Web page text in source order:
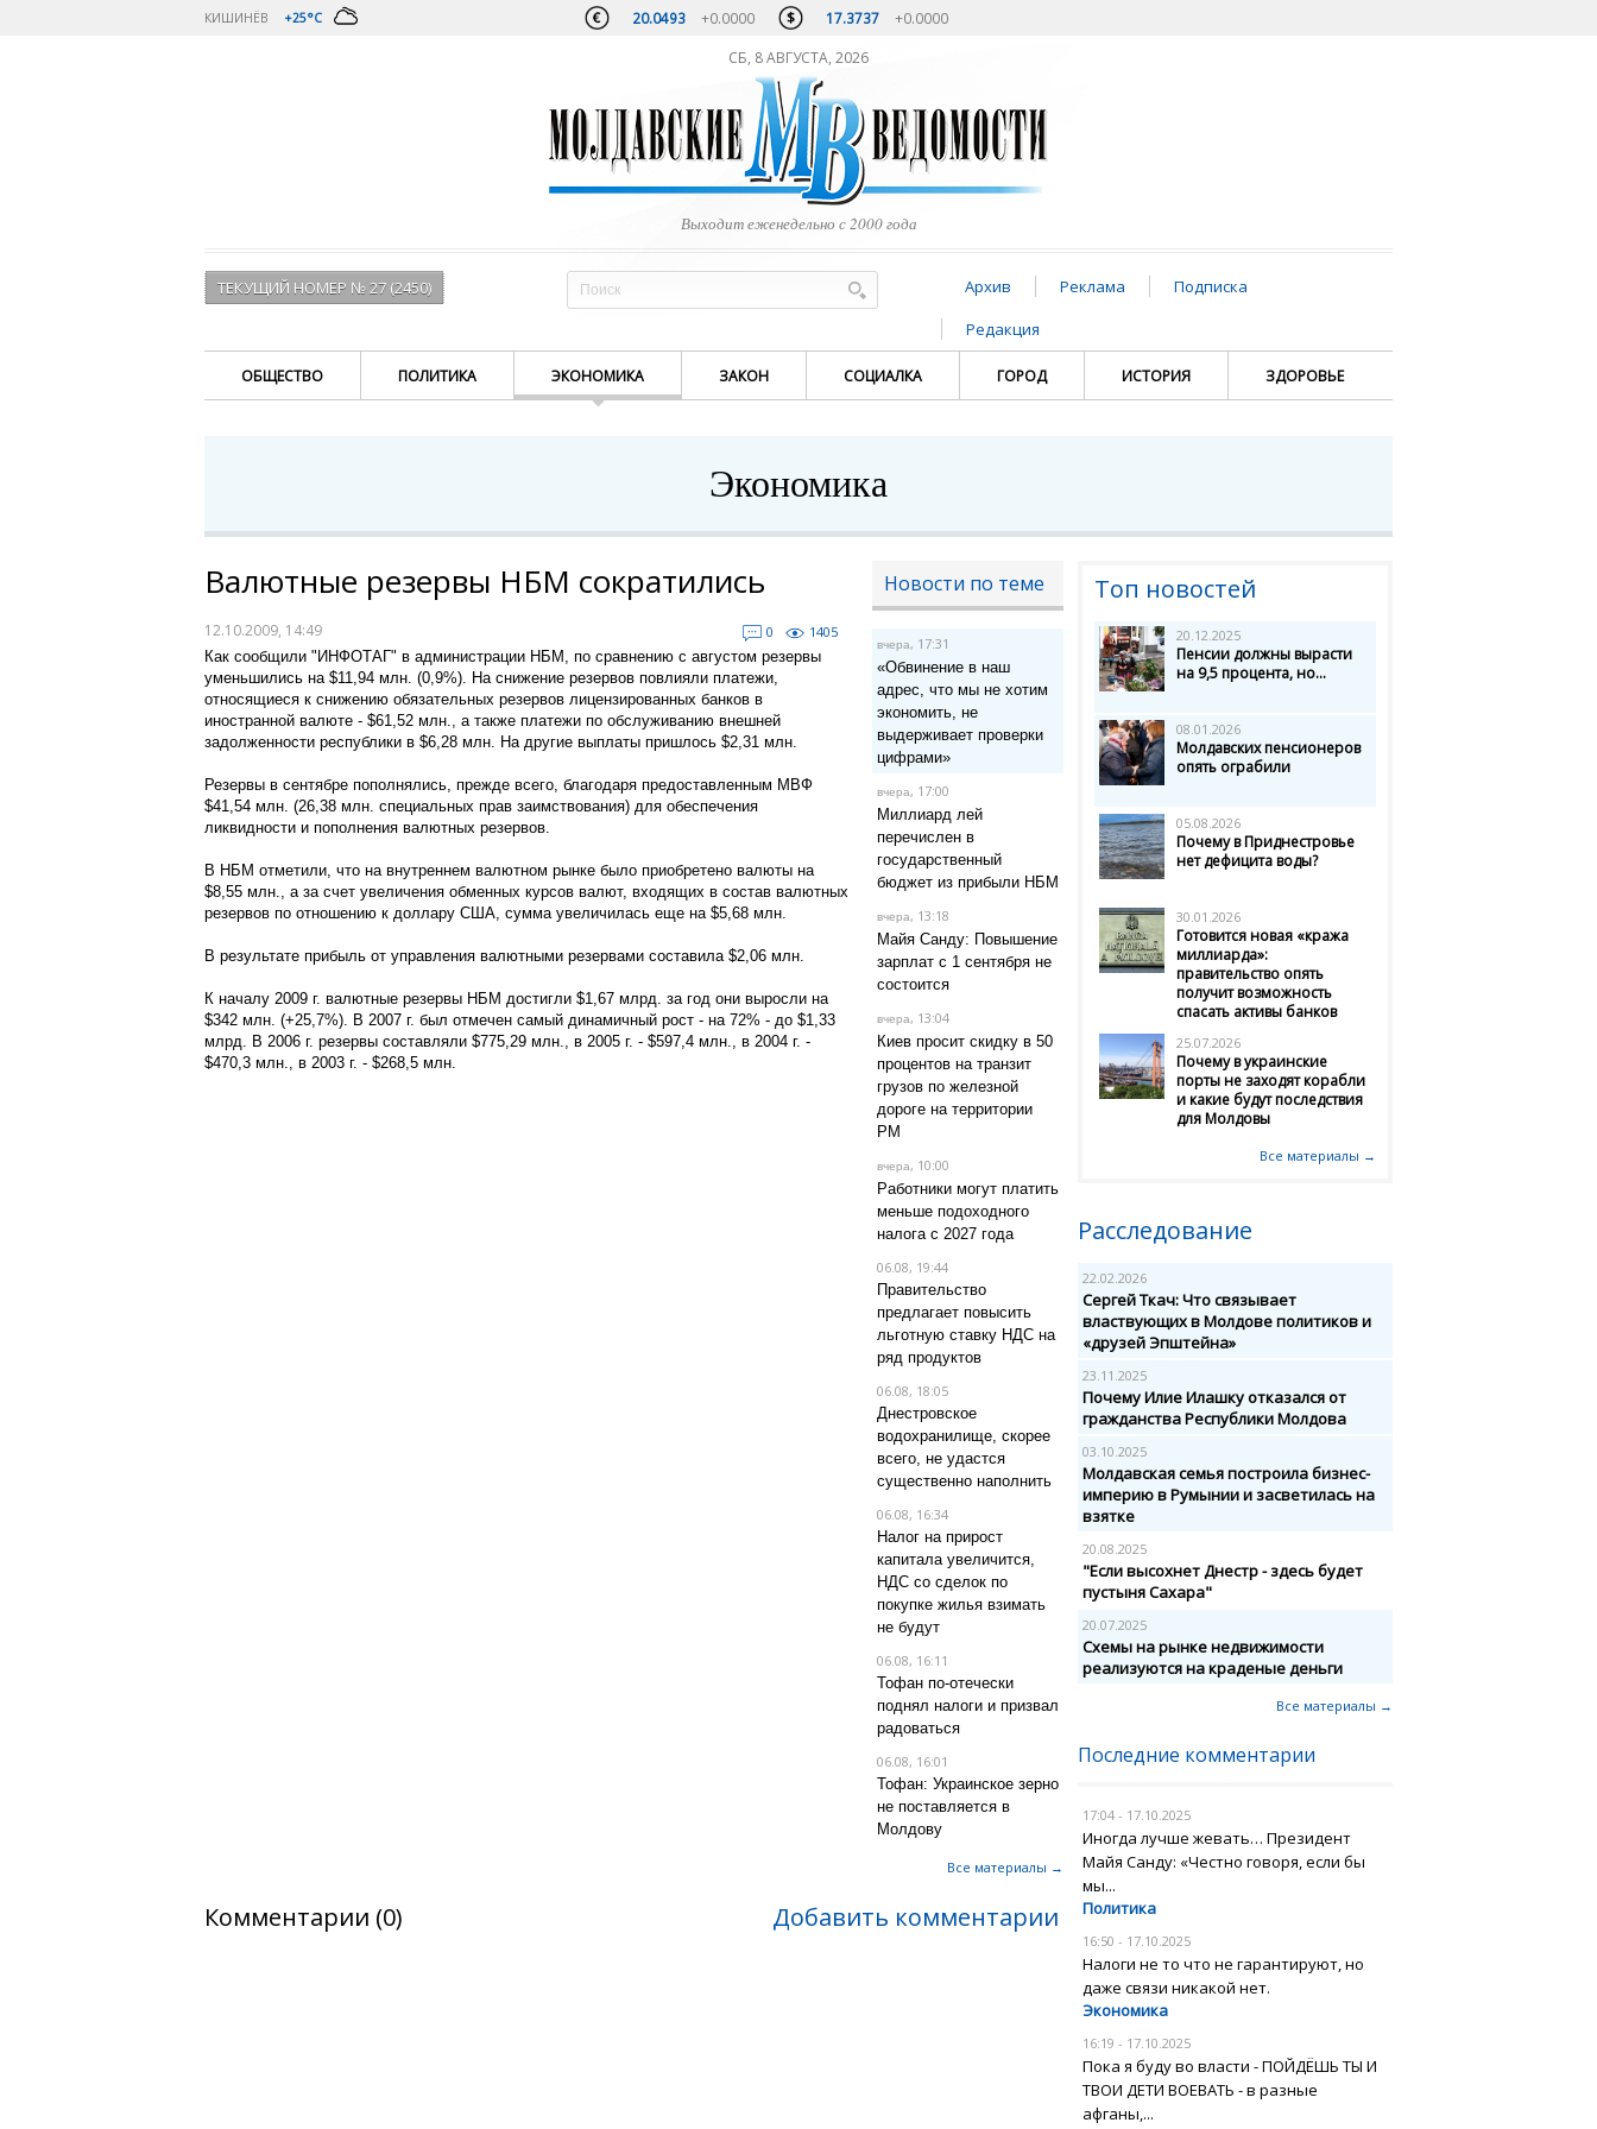
КИШИНЁВ +25°C 20.0493 +0.0000 17.3737 +0.0000
СБ, 8 АВГУСТА, 2026
Выходит еженедельно с 2000 года
ТЕКУЩИЙ НОМЕР № 27 (2450) Архив Реклама
Подписка
Редакция
ОБЩЕСТВО ПОЛИТИКА ЭКОНОМИКА ЗАКОН СОЦИАЛКА ГОРОД ИСТОРИЯ ЗДОРОВЬЕ
Экономика
Валютные резервы НБМ сократились
12.10.2009, 14:49 0
1405
Как сообщили "ИНФОТАГ" в администрации НБМ, по сравнению с августом резервы
уменьшились на $11,94 млн. (0,9%). На снижение резервов повлияли платежи,
относящиеся к снижению обязательных резервов лицензированных банков в
иностранной валюте - $61,52 млн., а также платежи по обслуживанию внешней
задолженности республики в $6,28 млн. На другие выплаты пришлось $2,31 млн.
Резервы в сентябре пополнялись, прежде всего, благодаря предоставленным МВФ
$41,54 млн. (26,38 млн. специальных прав заимствования) для обеспечения
ликвидности и пополнения валютных резервов.
В НБМ отметили, что на внутреннем валютном рынке было приобретено валюты на
$8,55 млн., а за счет увеличения обменных курсов валют, входящих в состав валютных
резервов по отношению к доллару США, сумма увеличилась еще на $5,68 млн.
В результате прибыль от управления валютными резервами составила $2,06 млн.
К началу 2009 г. валютные резервы НБМ достигли $1,67 млрд. за год они выросли на
$342 млн. (+25,7%). В 2007 г. был отмечен самый динамичный рост - на 72% - до $1,33
млрд. В 2006 г. резервы составляли $775,29 млн., в 2005 г. - $597,4 млн., в 2004 г. -
$470,3 млн., в 2003 г. - $268,5 млн.
Новости по теме
вчера, 17:31
«Обвинение в наш
адрес, что мы не хотим
экономить, не
выдерживает проверки
цифрами»
вчера, 17:00
Миллиард лей
перечислен в
государственный
бюджет из прибыли НБМ
вчера, 13:18
Майя Санду: Повышение
зарплат с 1 сентября не
состоится
вчера, 13:04
Киев просит скидку в 50
процентов на транзит
грузов по железной
дороге на территории
РМ
вчера, 10:00
Работники могут платить
меньше подоходного
налога с 2027 года
06.08, 19:44
Правительство
предлагает повысить
льготную ставку НДС на
ряд продуктов
06.08, 18:05
Днестровское
водохранилище, скорее
всего, не удастся
существенно наполнить
06.08, 16:34
Налог на прирост
капитала увеличится,
НДС со сделок по
покупке жилья взимать
не будут
06.08, 16:11
Тофан по-отечески
поднял налоги и призвал
радоваться
06.08, 16:01
Тофан: Украинское зерно
не поставляется в
Молдову
Все материалы →
Комментарии (0) Добавить комментарии
Топ новостей
20.12.2025
Пенсии должны вырасти
на 9,5 процента, но...
08.01.2026
Молдавских пенсионеров
опять ограбили
05.08.2026
Почему в Приднестровье
нет дефицита воды?
30.01.2026
Готовится новая «кража
миллиарда»:
правительство опять
получит возможность
спасать активы банков
25.07.2026
Почему в украинские
порты не заходят корабли
и какие будут последствия
для Молдовы
Все материалы →
Расследование
22.02.2026
Сергей Ткач: Что связывает
властвующих в Молдове политиков и
«друзей Эпштейна»
23.11.2025
Почему Илие Илашку отказался от
гражданства Республики Молдова
03.10.2025
Молдавская семья построила бизнес-
империю в Румынии и засветилась на
взятке
20.08.2025
"Если высохнет Днестр - здесь будет
пустыня Сахара"
20.07.2025
Схемы на рынке недвижимости
реализуются на краденые деньги
Все материалы →
Последние комментарии
17:04 - 17.10.2025
Иногда лучше жевать… Президент
Майя Санду: «Честно говоря, если бы
мы...
Политика
16:50 - 17.10.2025
Налоги не то что не гарантируют, но
даже связи никакой нет.
Экономика
16:19 - 17.10.2025
Пока я буду во власти - ПОЙДЁШЬ ТЫ И
ТВОИ ДЕТИ ВОЕВАТЬ - в разные
афганы,...